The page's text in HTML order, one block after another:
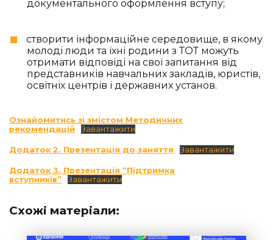
документального оформлення вступу;
створити інформаційне середовище, в якому
молоді люди та їхні родини з ТОТ можуть
отримати відповіді на свої запитання від
представників навчальних закладів, юристів,
освітніх центрів і державних установ.
Ознайомитись зі змістом Методичних
рекомендацій
Завантажити
Додаток 2. Презентація до заняття Завантажити
Додаток 3. Презентація “Підтримка
вступників”
Завантажити
Схожі матеріали: